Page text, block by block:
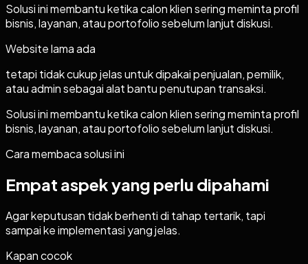
Solusi ini membantu ketika calon klien sering meminta profil
bisnis, layanan, atau portofolio sebelum lanjut diskusi.
Website lama ada
tetapi tidak cukup jelas untuk dipakai penjualan, pemilik,
atau admin sebagai alat bantu penutupan transaksi.
Solusi ini membantu ketika calon klien sering meminta profil
bisnis, layanan, atau portofolio sebelum lanjut diskusi.
Cara membaca solusi ini
Empat aspek yang perlu dipahami
Agar keputusan tidak berhenti di tahap tertarik, tapi
sampai ke implementasi yang jelas.
Kapan cocok